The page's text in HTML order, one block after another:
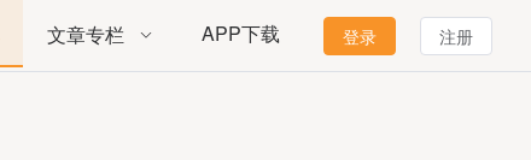
文章专栏 APP下载 登录 注册